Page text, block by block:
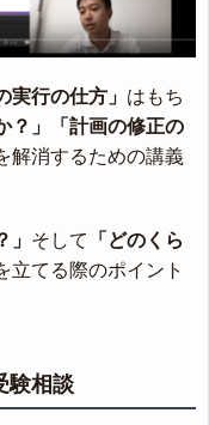
実行の仕方」 はもち
？」
「計画の修正の
解消するための講義
」 そして
「どのくら
立てる際のポイント
相談